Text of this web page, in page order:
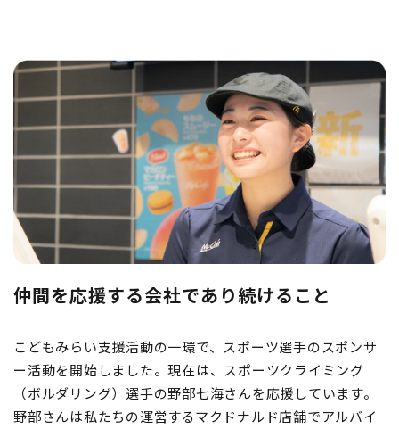
仲間を応援する会社であり続けること
こどもみらい支援活動の一環で、スポーツ選手のスポンサ
ー活動を開始しました。現在は、スポーツクライミング
（ボルダリング）選手の野部七海さんを応援しています。
野部さんは私たちの運営するマクドナルド店舗でアルバイ